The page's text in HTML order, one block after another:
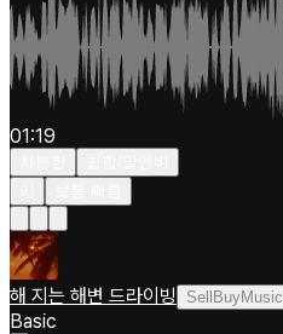
01:19
해 지는 해변 드라이빙 SellBuyMusic
Basic